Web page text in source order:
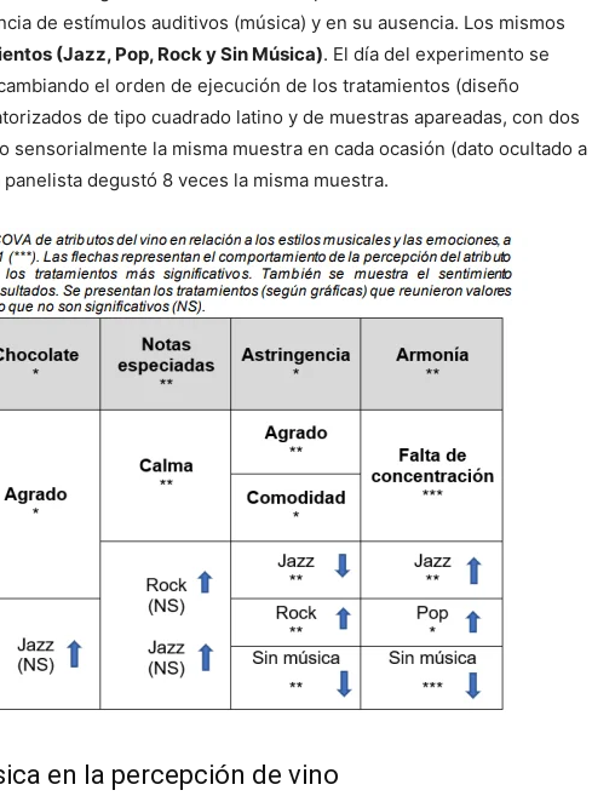
de estímulos auditivos (música) y en su ausencia. Los mismos
(Jazz, Pop, Rock y Sin Música). El día del experimento se
el orden de ejecución de los tratamientos (diseño
de tipo cuadrado latino y de muestras apareadas, con dos
sensorialmente la misma muestra en cada ocasión (dato ocultado a
degustó 8 veces la misma muestra.
en la percepción de vino